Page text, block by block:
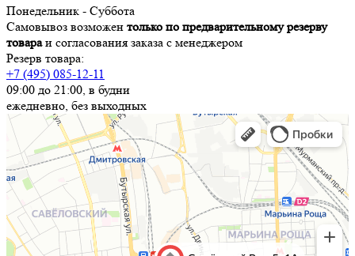
Понедельник - Суббота
Самовывоз возможен только по предварительному резерву
товараи согласования заказа с менеджером
Резерв товара:
+7 (495) 085-12-11
09:00 до 21:00, в будни
ежедневно, без выходных